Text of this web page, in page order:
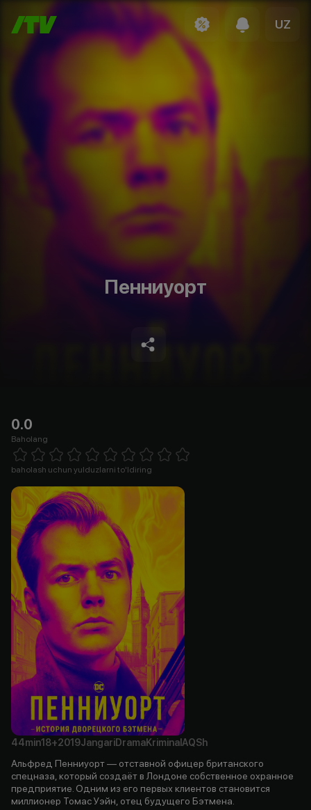
UZ
Пенниуорт
0.0
Baholang
1 Star 2 Stars 3 Stars 4 Stars5 Stars 6 Stars7 Stars8 Stars
baholash uchun yulduzlarni to'ldiring
44min18+2019JangariDramaKriminal AQSh
Альфред Пенниуорт — отставной офицер британского
спецназа, который создаёт в Лондоне собственное охранное
предприятие. Одним из его первых клиентов становится
миллионер Томас Уэйн, отец будущего Бэтмена.